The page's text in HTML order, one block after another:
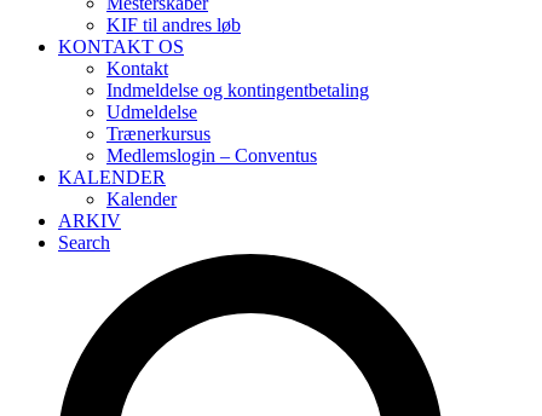
KIF til andres løb
KONTAKT OS
Kontakt
Indmeldelse og kontingentbetaling
Udmeldelse
Trænerkursus
Medlemslogin – Conventus
KALENDER
Kalender
ARKIV
Search